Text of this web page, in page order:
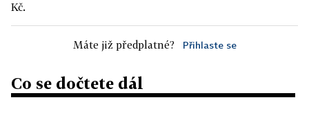
Kč.
Máte již předplatné? Přihlaste se
Co se dočtete dál